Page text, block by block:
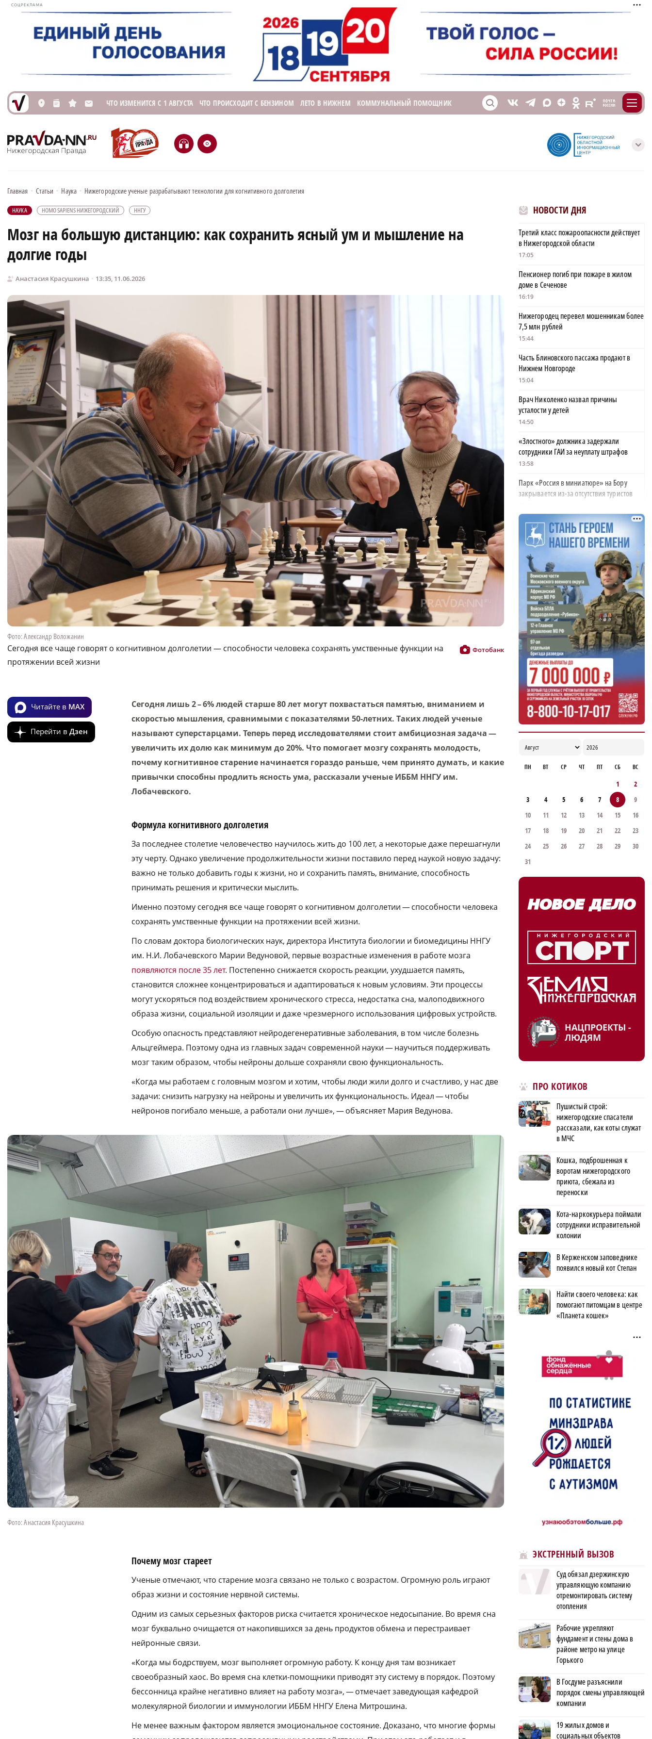
СОЦРЕКЛАМА
L n s M ЧТО ИЗМЕНИТСЯ С 1 АВГУСТА ЧТО ПРОИСХОДИТ С БЕНЗИНОМ ЛЕТО В НИЖНЕМ КОММУНАЛЬНЫЙ ПОМОЩНИК S V T X Z O E m
H e с
Главная • Статьи • Наука • Нижегородские ученые разрабатывают технологии для когнитивного долголетия
НАУКА HOMO SAPIENS НИЖЕГОРОДСКИЙ ННГУ
Мозг на большую дистанцию: как сохранить ясный ум и мышление на
долгие годы
Анастасия Красушкина 13:35, 11.06.2026
Фото: Александр Воложанин
Сегодня все чаще говорят о когнитивном долголетии — способности человека сохранять умственные функции на
протяжении всей жизни
Фотобанк
Читайте в MAX
Перейти в Дзен
Сегодня лишь 2 – 6% людей старше 80 лет могут похвастаться памятью, вниманием и
скоростью мышления, сравнимыми с показателями 50-летних. Таких людей ученые
называют суперстарцами. Теперь перед исследователями стоит амбициозная задача —
увеличить их долю как минимум до 20%. Что помогает мозгу сохранять молодость,
почему когнитивное старение начинается гораздо раньше, чем принято думать, и какие
привычки способны продлить ясность ума, рассказали ученые ИББМ ННГУ им.
Лобачевского.
Формула когнитивного долголетия
За последнее столетие человечество научилось жить до 100 лет, а некоторые даже перешагнули
эту черту. Однако увеличение продолжительности жизни поставило перед наукой новую задачу:
важно не только добавить годы к жизни, но и сохранить память, внимание, способность
принимать решения и критически мыслить.
Именно поэтому сегодня все чаще говорят о когнитивном долголетии — способности человека
сохранять умственные функции на протяжении всей жизни.
По словам доктора биологических наук, директора Института биологии и биомедицины ННГУ
им. Н.И. Лобачевского Марии Ведуновой, первые возрастные изменения в работе мозга
появляются после 35 лет. Постепенно снижается скорость реакции, ухудшается память,
становится сложнее концентрироваться и адаптироваться к новым условиям. Эти процессы
могут ускоряться под воздействием хронического стресса, недостатка сна, малоподвижного
образа жизни, социальной изоляции и даже чрезмерного использования цифровых устройств.
Особую опасность представляют нейродегенеративные заболевания, в том числе болезнь
Альцгеймера. Поэтому одна из главных задач современной науки — научиться поддерживать
мозг таким образом, чтобы нейроны дольше сохраняли свою функциональность.
«Когда мы работаем с головным мозгом и хотим, чтобы люди жили долго и счастливо, у нас две
задачи: снизить нагрузку на нейроны и увеличить их функциональность. Идеал — чтобы
нейронов погибало меньше, а работали они лучше», — объясняет Мария Ведунова.
Фото: Анастасия Красушкина
Почему мозг стареет
Ученые отмечают, что старение мозга связано не только с возрастом. Огромную роль играют
образ жизни и состояние нервной системы.
Одним из самых серьезных факторов риска считается хроническое недосыпание. Во время сна
мозг буквально очищается от накопившихся за день продуктов обмена и перестраивает
нейронные связи.
«Когда мы бодрствуем, мозг выполняет огромную работу. К концу дня там возникает
своеобразный хаос. Во время сна клетки-помощники приводят эту систему в порядок. Поэтому
бессонница крайне негативно влияет на работу мозга», — отмечает заведующая кафедрой
молекулярной биологии и иммунологии ИББМ ННГУ Елена Митрошина.
Не менее важным фактором является эмоциональное состояние. Доказано, что многие формы
×
НОВОСТИ ДНЯ
Третий класс пожароопасности действует
в Нижегородской области
17:05
Пенсионер погиб при пожаре в жилом
доме в Сеченове
16:19
Нижегородец перевел мошенникам более
7,5 млн рублей
15:44
Часть Блиновского пассажа продают в
Нижнем Новгороде
15:04
Врач Николенко назвал причины
усталости у детей
14:50
«Злостного» должника задержали
сотрудники ГАИ за неуплату штрафов
13:58
Парк «Россия в миниатюре» на Бору
закрывается из-за отсутствия туристов
Найти своего человека: как помогают
питомцам в центре «Планета кошек»
13:00
У нижегородских абитуриентов стали
популярны инженерные направления
12:48
Как помощь людям стала главным делом
жизни для нижегородской студентки
12:47
ПН ВТ СР ЧТ ПТ СБ ВС
1
2
3
4 5 6 7 8
9
10
11 12 13 14 15
16
17
18 19 20 21 22
23
24
25 26 27 28 29
30
31
НАЦПРОЕКТЫ -
ЛЮДЯМ
ПРО КОТИКОВ
Пушистый строй:
нижегородские спасатели
рассказали, как коты служат
в МЧС
Кошка, подброшенная к
воротам нижегородского
приюта, сбежала из
переноски
Кота-наркокурьера поймали
сотрудники исправительной
колонии
В Керженском заповеднике
появился новый кот Степан
Найти своего человека: как
помогают питомцам в центре
«Планета кошек»
ЭКСТРЕННЫЙ ВЫЗОВ
Суд обязал дзержинскую
управляющую компанию
отремонтировать систему
отопления
Рабочие укрепляют
фундамент и стены дома в
районе метро на улице
Горького
В Госдуме разъяснили
порядок смены управляющей
компании
19 жилых домов и
социальных объектов